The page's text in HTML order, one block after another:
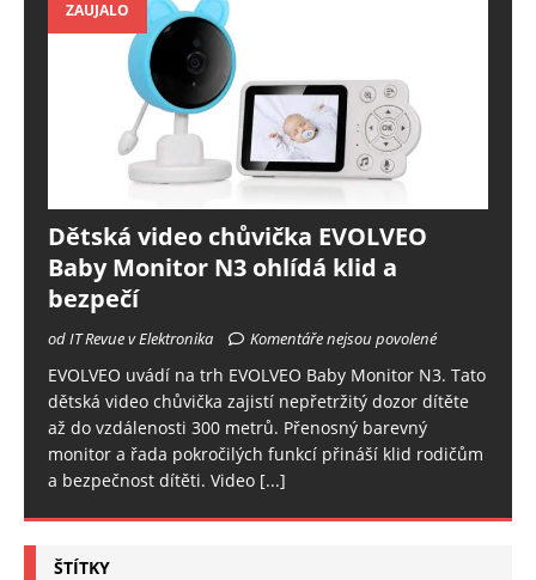
ZAUJALO
Dětská video chůvička EVOLVEO
Baby Monitor N3 ohlídá klid a
bezpečí
od IT Revue v Elektronika Komentáře nejsou povolené
EVOLVEO uvádí na trh EVOLVEO Baby Monitor N3. Tato
dětská video chůvička zajistí nepřetržitý dozor dítěte
až do vzdálenosti 300 metrů. Přenosný barevný
monitor a řada pokročilých funkcí přináší klid rodičům
a bezpečnost dítěti. Video [...]
ŠTÍTKY